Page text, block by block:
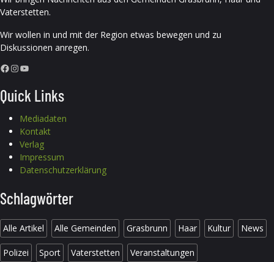
Vaterstetten.
Wir wollen in und mit der Region etwas bewegen und zu
Diskussionen anregen.
Facebook InstagramYouTube
Quick Links
Mediadaten
Kontakt
Verlag
Impressum
Datenschutzerklärung
Schlagwörter
Alle Artikel Alle Gemeinden Grasbrunn Haar Kultur News
Polizei Sport Vaterstetten Veranstaltungen